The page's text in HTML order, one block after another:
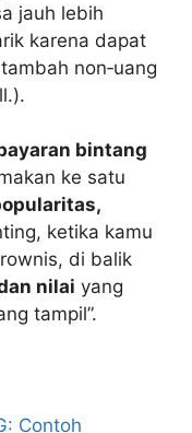
jauh lebih
karena dapat
non‑uang
bintang
ke satu
ketika kamu
di balik
nilai yang
tampil”.
Contoh